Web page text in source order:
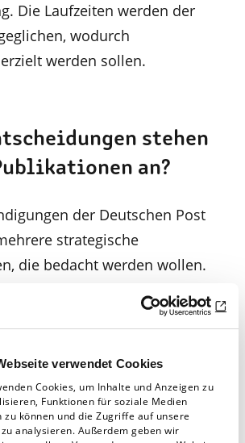
verwendet Cookies
Cookies, um Inhalte und Anzeigen zu
Funktionen für soziale Medien
zu können und die Zugriffe auf unsere
analysieren. Außerdem geben wir
Die Laufzeiten werden der
wodurch
werden sollen.
stehen
an?
der Deutschen Post
strategische
die bedacht werden wollen.
Sie Ihren
Wenn der bisherige
als spätestes Datum gehalten
müssen Sie früher ausliefern
ein höheres Porto bezahlen.